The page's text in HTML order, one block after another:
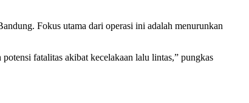
Fokus utama dari operasi ini adalah menurunkan
fatalitas akibat kecelakaan lalu lintas,” pungkas